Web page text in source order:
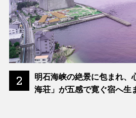
2
明石海峡の絶景に包まれ、
海荘」が五感で寛ぐ宿へ生